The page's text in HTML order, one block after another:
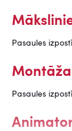
Pasaules
Pasaules